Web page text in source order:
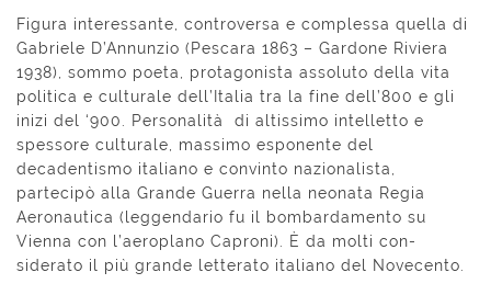
Figura interessante, controversa e complessa quella di
Gabriele D’Annunzio (Pescara 1863 – Gardone Riviera
1938), sommo poeta, protagonista assoluto della vita
politica e culturale dell’Italia tra la fine dell’800 e gli
inizi del ‘900. Personalità di altis­simo intelletto e
spessore culturale, massi­mo esponente del
decadentismo italiano e convinto nazionalista,
partecipò alla Gran­de Guerra nella neonata Regia
Aeronautica (leggendario fu il bombardamento su
Vienna con l’aeroplano Caproni). È da molti con­
siderato il più grande letterato italiano del Novecento.